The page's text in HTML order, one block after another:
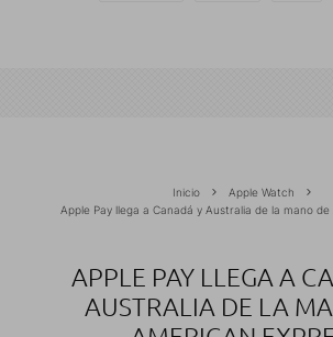
Inicio
Apple Watch
Apple Pay llega a Canadá y Australia de la mano
APPLE PAY LLEGA A
AUSTRALIA DE LA